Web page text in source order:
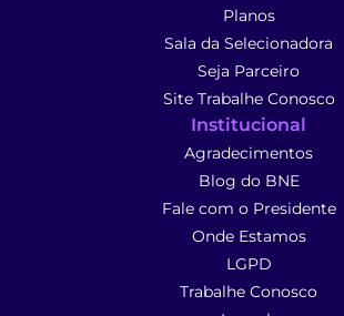
Planos
Sala da Selecionadora
Seja Parceiro
Site Trabalhe Conosco
Institucional
Agradecimentos
Blog do BNE
Fale com o Presidente
Onde Estamos
LGPD
Trabalhe Conosco